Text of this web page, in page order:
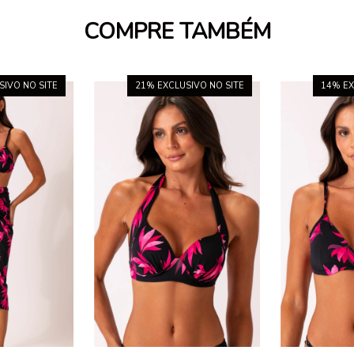
COMPRE TAMBÉM
NO SITE 21% EXCLUSIVO NO SITE 14%